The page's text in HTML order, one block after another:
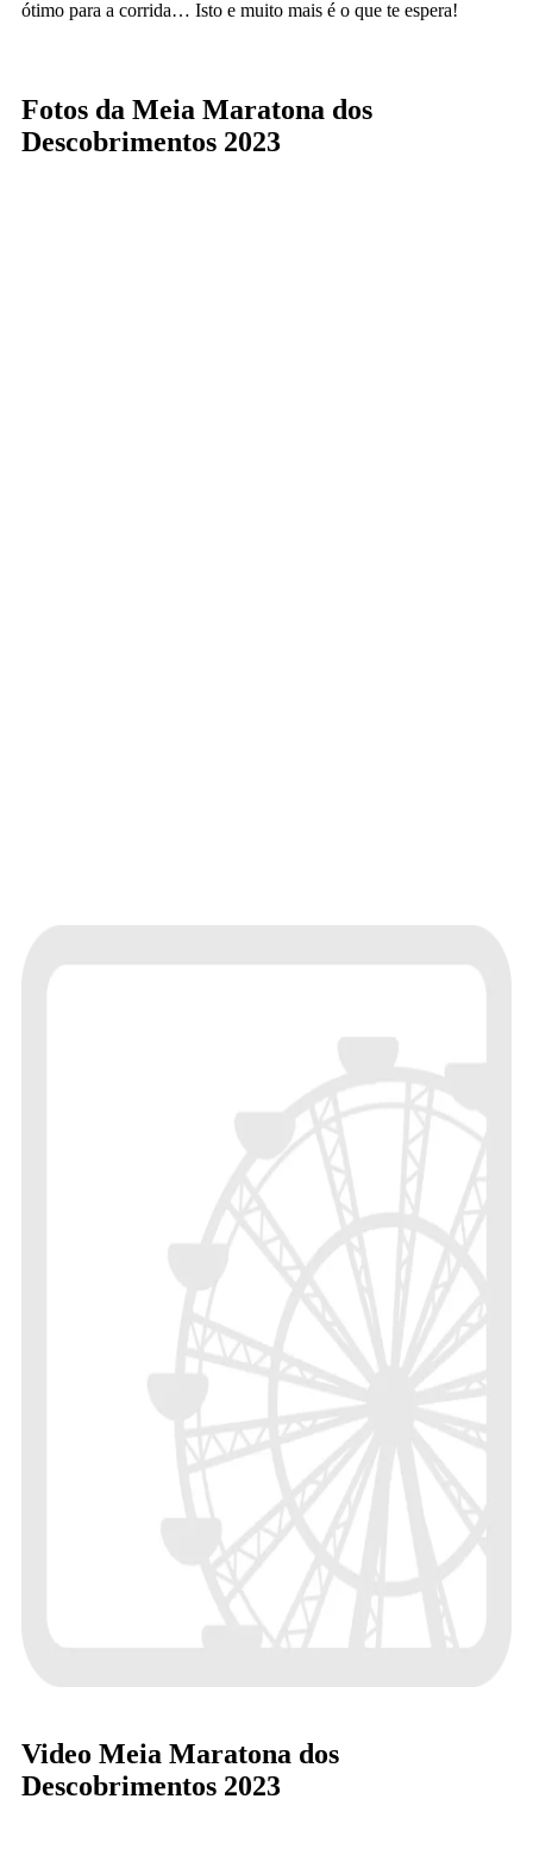
ótimo para a corrida… Isto e muito mais é o que te espera!
Fotos da Meia Maratona dos
Descobrimentos 2023
Video Meia Maratona dos
Descobrimentos 2023